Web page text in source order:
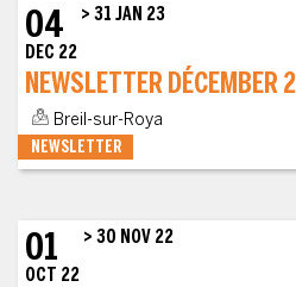
04
DEC 22
> 31 JAN 23
NEWSLETTER
Breil-sur-Roya
NEWSLETTER
01
OCT 22
> 30 NOV 22